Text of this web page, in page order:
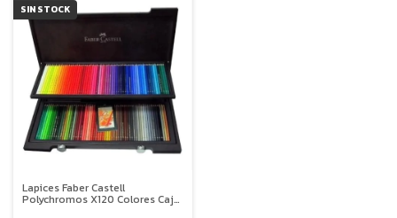
SIN STOCK
Lapices Faber Castell
Polychromos X120 Colores Caja